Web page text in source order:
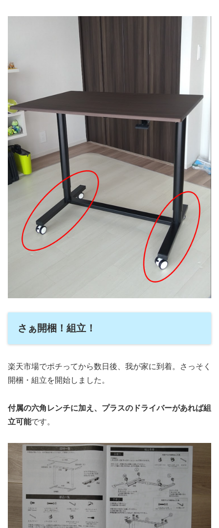
さぁ開梱！組立！
楽天市場でポチってから数日後、我が家に到着。さっそく
開梱・組立を開始しました。
付属の六角レンチに加え、プラスのドライバーがあれば組
立可能です。